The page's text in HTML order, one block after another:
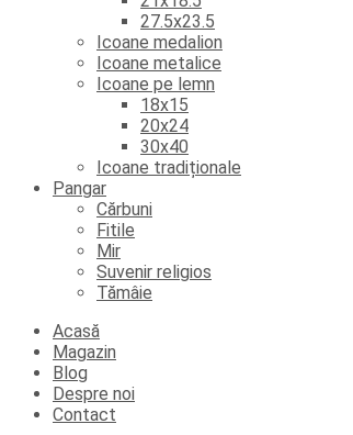
27.5x23.5
Icoane medalion
Icoane metalice
Icoane pe lemn
18x15
20x24
30x40
Icoane tradiționale
Pangar
Cărbuni
Fitile
Mir
Suvenir religios
Tămâie
Skip
content
Acasă
Magazin
Blog
Despre noi
Contact